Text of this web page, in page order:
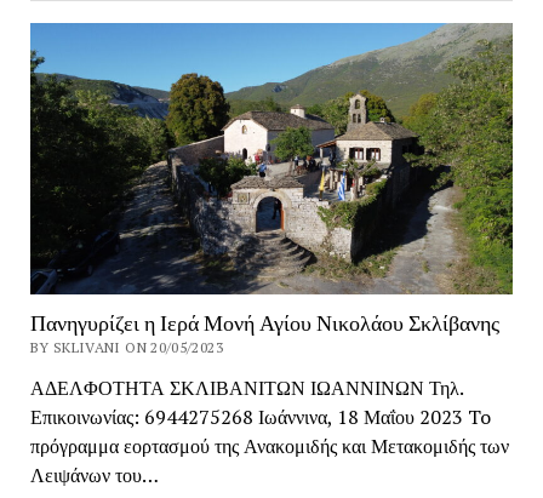
Πανηγυρίζει η Ιερά Μονή Αγίου Νικολάου Σκλίβανης
BY SKLIVANI ON 20/05/2023
ΑΔΕΛΦΟΤΗΤΑ ΣΚΛΙΒΑΝΙΤΩΝ ΙΩΑΝΝΙΝΩΝ Τηλ.
Επικοινωνίας: 6944275268 Ιωάννινα, 18 Μαΐου 2023 To
πρόγραμμα εορτασμού της Ανακομιδής και Μετακομιδής των
Λειψάνων του…